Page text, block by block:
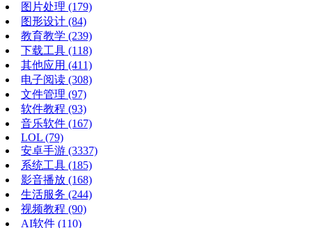
图片处理 (179)
图形设计 (84)
教育教学 (239)
下载工具 (118)
其他应用 (411)
电子阅读 (308)
文件管理 (97)
软件教程 (93)
音乐软件 (167)
LOL (79)
安卓手游 (3337)
系统工具 (185)
影音播放 (168)
生活服务 (244)
视频教程 (90)
AI软件 (110)